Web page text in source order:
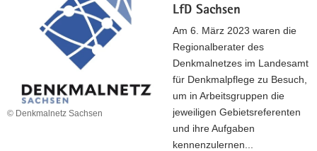
LfD Sachsen
© Denkmalnetz Sachsen
Am 6. März 2023 waren die
Regionalberater des
Denkmalnetzes im Landesamt
für Denkmalpflege zu Besuch,
um in Arbeitsgruppen die
jeweiligen Gebietsreferenten
und ihre Aufgaben
kennenzulernen...